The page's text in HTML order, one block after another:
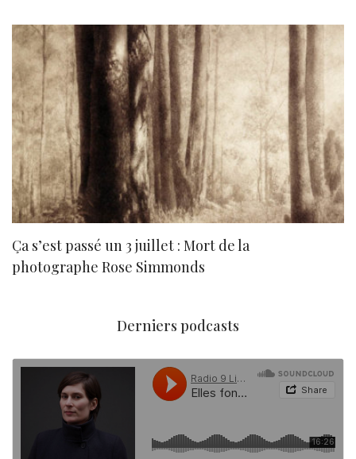
Ça s’est passé un 3 juillet : Mort de la
photographe Rose Simmonds
Derniers podcasts